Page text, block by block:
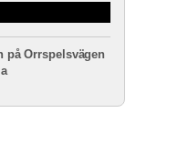
på Orrspelsvägen